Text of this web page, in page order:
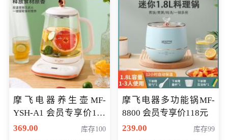
摩飞电器养生壶MF-
YSH-A1 会员专享价198
元
369.00 库存100
摩飞电器多功能锅MF-
8800 会员专享价118元
239.00
库存99